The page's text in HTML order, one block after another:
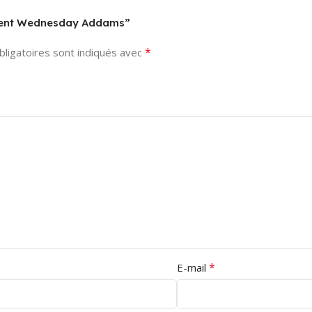
FORME DE LA
TYPE(S)
‎B0CPD6NP87
BRAND NAME
Wednesday Addams”
sont indiqués avec*
E-mail *